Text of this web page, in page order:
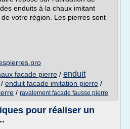
enduits à la chaux imitant
votre région. Les pierres sont
facade pierre / enduit
/ enduit facade imitation pierre /
/ ravalement facade fausse pierre
pour réaliser un